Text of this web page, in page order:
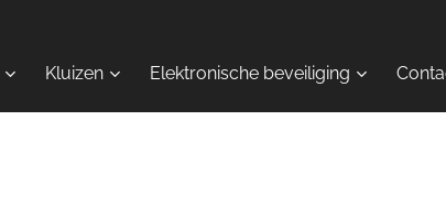
Kluizen Elektronische beveiliging